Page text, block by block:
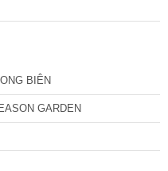
BIÊN
GARDEN